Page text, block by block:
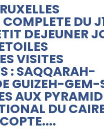
DU
DEJEUNER
VISITES
: SAQQARAH-
GUIZEH-GEM-
AUX
DU